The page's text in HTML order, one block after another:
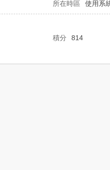
所在時區 使用系
積分
814